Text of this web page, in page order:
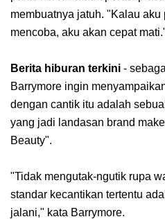
membuatnya jatuh. "Kalau aku
mencoba, aku akan cepat
Berita hiburan terkini -
Barrymore ingin
dengan cantik itu adalah
yang jadi landasan brand
Beauty".
"Tidak mengutak-ngutik rupa
standar kecantikan tertentu
jalani," kata Barrymore.